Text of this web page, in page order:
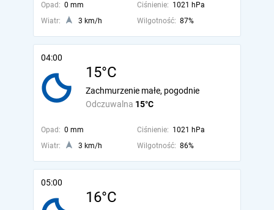
Opad: 0 mm Ciśnienie: 1021 hPa
Wiatr:
3 km/h Wilgotność: 87%
04:00
15°C
Odczuwalna 15°C
Zachmurzenie małe, pogodnie
Opad: 0 mm Ciśnienie: 1021 hPa
Wiatr:
3 km/h Wilgotność: 86%
05:00
16°C